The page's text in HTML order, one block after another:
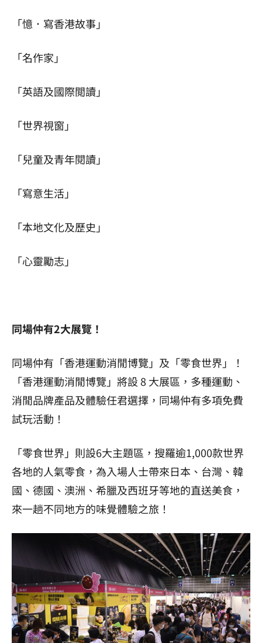
「憶．寫香港故事」
「名作家」
「英語及國際閲讀」
「世界視窗」
「兒童及青年閱讀」
「寫意生活」
「本地文化及歷史」
「心靈勵志」
同場仲有2大展覽！
同場仲有「香港運動消閒博覽」及「零食世界」！
「香港運動消閒博覽」將設 8 大展區， 多種運動、
消閒品牌產品及體驗任君選擇，同場仲有多項免費
試玩活動！
「零食世界」則設6大主題區，搜羅逾1,000款世界
各地的人氣零食，為入場人士帶來日本、台灣、韓
國、德國、澳洲、希臘及西班牙等地的直送美食，
來一趟不同地方的味覺體驗之旅！